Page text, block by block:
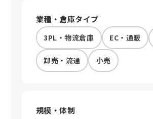
業種・倉庫タイプ
3PL・物流倉庫 EC・通販
卸売・流通 小売
規模・体制